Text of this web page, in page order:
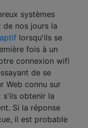
systèmes
nos jours la
lorsqu'ils se
fois à un
connexion wifi
de se
Web connu sur
s'ils obtenir la
Si la réponse
il est probable